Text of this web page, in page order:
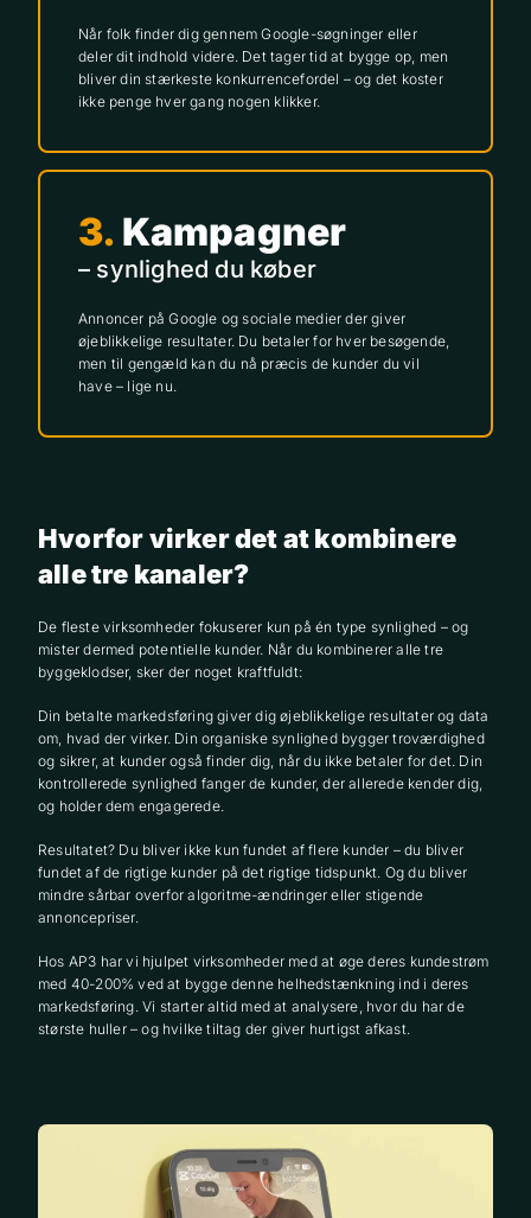
Når folk finder dig gennem Google-søgninger eller
deler dit indhold videre. Det tager tid at bygge op, men
bliver din stærkeste konkurrencefordel – og det koster
ikke penge hver gang nogen klikker.
3. Kampagner
– synlighed du køber
Annoncer på Google og sociale medier der giver
øjeblikkelige resultater. Du betaler for hver besøgende,
men til gengæld kan du nå præcis de kunder du vil
have – lige nu.
Hvorfor virker det at kombinere
alle tre kanaler?
De fleste virksomheder fokuserer kun på én type synlighed – og
mister dermed potentielle kunder. Når du kombinerer alle tre
byggeklodser, sker der noget kraftfuldt:
Din betalte markedsføring giver dig øjeblikkelige resultater og data
om, hvad der virker. Din organiske synlighed bygger troværdighed
og sikrer, at kunder også finder dig, når du ikke betaler for det. Din
kontrollerede synlighed fanger de kunder, der allerede kender dig,
og holder dem engagerede.
Resultatet? Du bliver ikke kun fundet af flere kunder – du bliver
fundet af de rigtige kunder på det rigtige tidspunkt. Og du bliver
mindre sårbar overfor algoritme-ændringer eller stigende
annoncepriser.
Hos AP3 har vi hjulpet virksomheder med at øge deres kundestrøm
med 40-200% ved at bygge denne helhedstænkning ind i deres
markedsføring. Vi starter altid med at analysere, hvor du har de
største huller – og hvilke tiltag der giver hurtigst afkast.